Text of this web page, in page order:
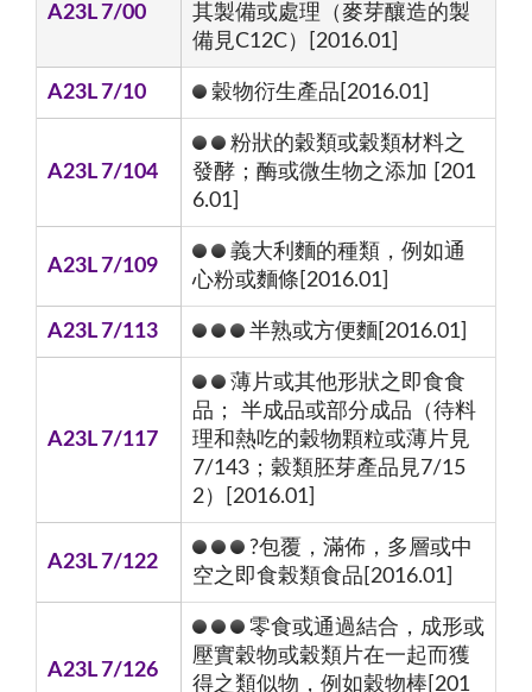
A23L 7/00
其製備或處理（麥芽釀造的製
備見C12C）[2016.01]
A23L 7/10 穀物衍生產品[2016.01]
A23L 7/104
粉狀的穀類或穀類材料之
發酵；酶或微生物之添加 [201
6.01]
A23L 7/109
義大利麵的種類，例如通
心粉或麵條[2016.01]
A23L 7/113 半熟或方便麵[2016.01]
A23L 7/117
薄片或其他形狀之即食食
品； 半成品或部分成品（待料
理和熱吃的穀物顆粒或薄片見
7/143；穀類胚芽產品見7/15
2）[2016.01]
A23L 7/122
?包覆，滿佈，多層或中
空之即食榖類食品[2016.01]
A23L 7/126
零食或通過結合，成形或
壓實穀物或穀類片在一起而獲
得之類似物，例如穀物棒[201